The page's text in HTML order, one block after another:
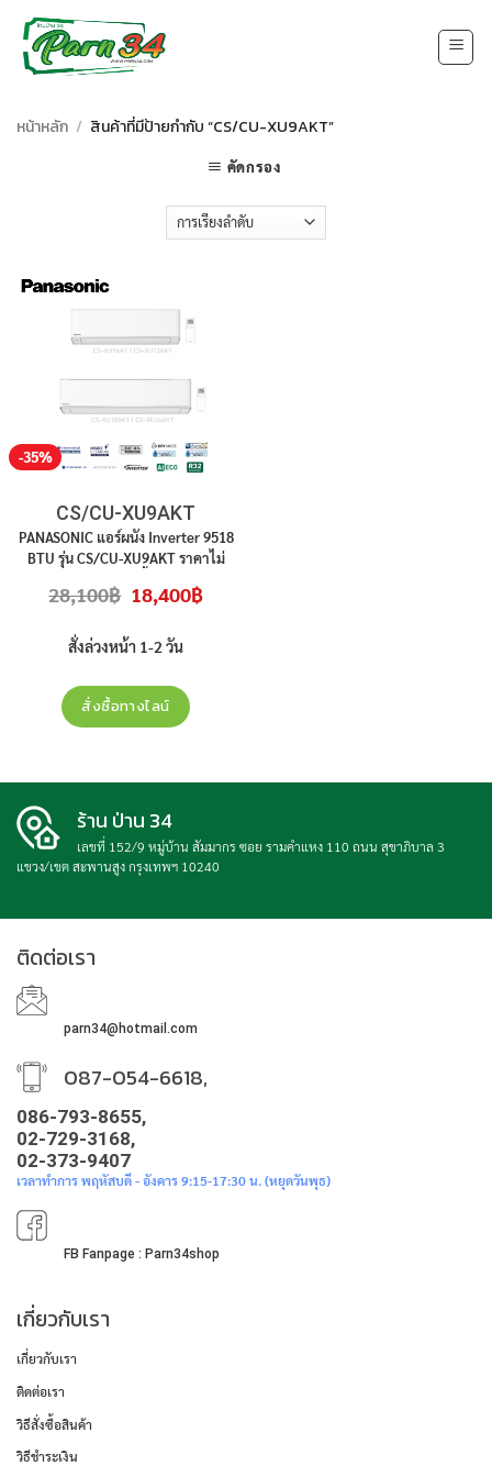
content
หน้าหลัก / สินค้าที่มีป้ายกำกับ “CS/CU-XU9AKT”
คัดกรอง
-35%
CS/CU-XU9AKT
PANASONIC แอร์ผนัง Inverter 9518
BTU รุ่น CS/CU-XU9AKT ราคาไม่
28,100฿ Original
price
28,100฿.
18,400฿Current
price
สั่งล่วงหน้า 1-2 วัน
สั่งซื้อทางไลน์
ร้าน ป่าน 34
เลขที่ 152/9 หมู่บ้าน สัมมากร ซอย รามคำแหง 110 ถนน สุขาภิบาล 3
แขวง/เขต สะพานสูง กรุงเทพฯ 10240
ติดต่อเรา
parn34@hotmail.com
087-054-6618,
086-793-8655,
02-729-3168,
02-373-9407
เวลาทำการ พฤหัสบดี - อังคาร 9:15-17:30 น. (หยุดวันพุธ)
FB Fanpage : Parn34shop
เกี่ยวกับเรา
เกี่ยวกับเรา
ติดต่อเรา
วิธีสั่งซื้อสินค้า
วิธีชำระเงิน